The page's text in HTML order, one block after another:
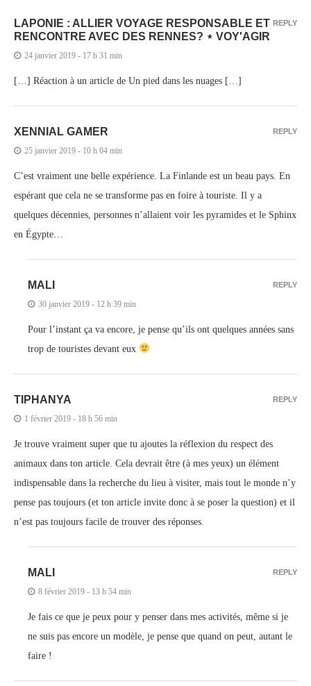
LAPONIE : ALLIER VOYAGE RESPONSABLE ET
RENCONTRE AVEC DES RENNES? ⋆ VOY'AGIR
24 janvier 2019 - 17 h 31 min
[…] Réaction à un article de Un pied dans les nuages […]
REPLY
XENNIAL GAMER
25 janvier 2019 - 10 h 04 min
C’est vraiment une belle expérience. La Finlande est un beau pays. En
espérant que cela ne se transforme pas en foire à touriste. Il y a
quelques décennies, personnes n’allaient voir les pyramides et le Sphinx
en Égypte…
REPLY
MALI
30 janvier 2019 - 12 h 39 min
Pour l’instant ça va encore, je pense qu’ils ont quelques années sans
trop de touristes devant eux
REPLY
TIPHANYA
1 février 2019 - 18 h 56 min
Je trouve vraiment super que tu ajoutes la réflexion du respect des
animaux dans ton article. Cela devrait être (à mes yeux) un élément
indispensable dans la recherche du lieu à visiter, mais tout le monde n’y
pense pas toujours (et ton article invite donc à se poser la question) et il
n’est pas toujours facile de trouver des réponses.
REPLY
MALI
8 février 2019 - 13 h 54 min
Je fais ce que je peux pour y penser dans mes activités, même si je
ne suis pas encore un modèle, je pense que quand on peut, autant le
faire !
REPLY